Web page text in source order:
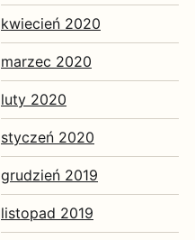
kwiecień 2020
marzec 2020
luty 2020
styczeń 2020
grudzień 2019
listopad 2019